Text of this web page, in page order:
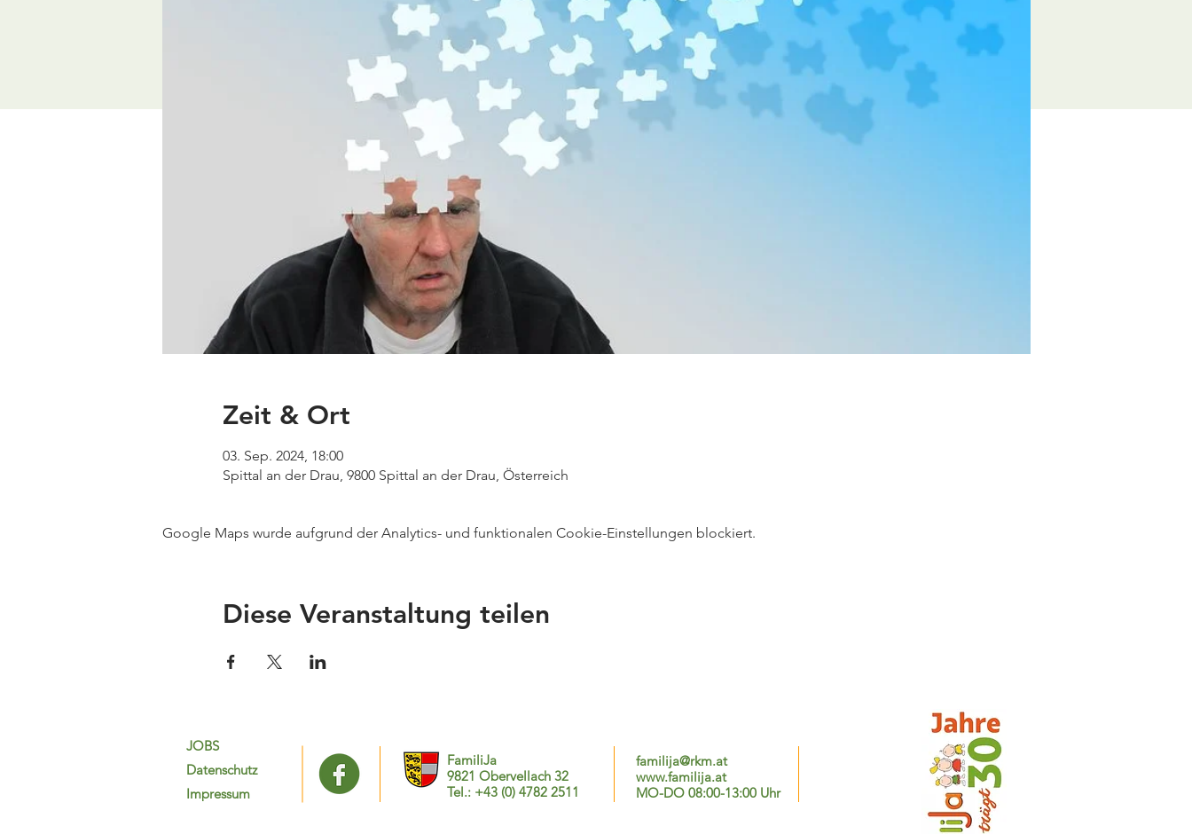
Zeit & Ort
03. Sep. 2024, 18:00
Spittal an der Drau, 9800 Spittal an der Drau, Österreich
Google Maps wurde aufgrund der Analytics- und funktionalen Cookie-Einstellungen blockiert.
Diese Veranstaltung teilen
JOBS
Datenschutz
Impressum
FamiliJa
9821 Obervellach 32
Tel.: +43 (0) 4782 2511
familija@rkm.at
www.familija.at
MO-DO 08:00-13:00 Uhr